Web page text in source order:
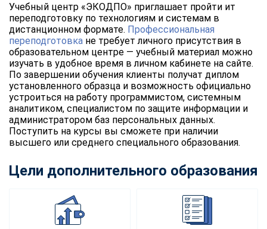
Учебный центр «ЭКОДПО» приглашает пройти ит
переподготовку по технологиям и системам в
дистанционном формате. Профессиональная
переподготовка не требует личного присутствия в
образовательном центре — учебный материал можно
изучать в удобное время в личном кабинете на сайте.
По завершении обучения клиенты получат диплом
установленного образца и возможность официально
устроиться на работу программистом, системным
аналитиком, специалистом по защите информации и
администратором баз персональных данных.
Поступить на курсы вы сможете при наличии
высшего или среднего специального образования.
Цели дополнительного образования